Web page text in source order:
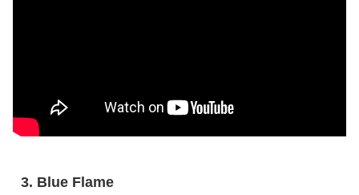
3. Blue Flame